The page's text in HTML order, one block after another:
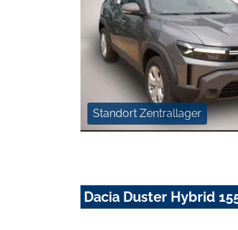
Standort Zentrallager
Dacia Duster Hybrid